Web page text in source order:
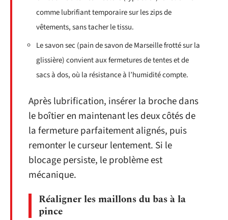
comme lubrifiant temporaire sur les zips de
vêtements, sans tacher le tissu.
Le savon sec (pain de savon de Marseille frotté sur la
glissière) convient aux fermetures de tentes et de
sacs à dos, où la résistance à l’humidité compte.
Après lubrification, insérer la broche dans
le boîtier en maintenant les deux côtés de
la fermeture parfaitement alignés, puis
remonter le curseur lentement. Si le
blocage persiste, le problème est
mécanique.
Réaligner les maillons du bas à la
pince